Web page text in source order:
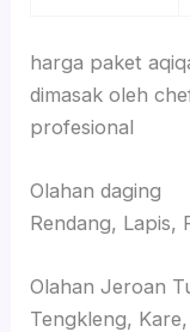
harga paket
dimasak oleh
profesional
Olahan
Rendang, Lapis,
Olahan Jeroan
Tengkleng,